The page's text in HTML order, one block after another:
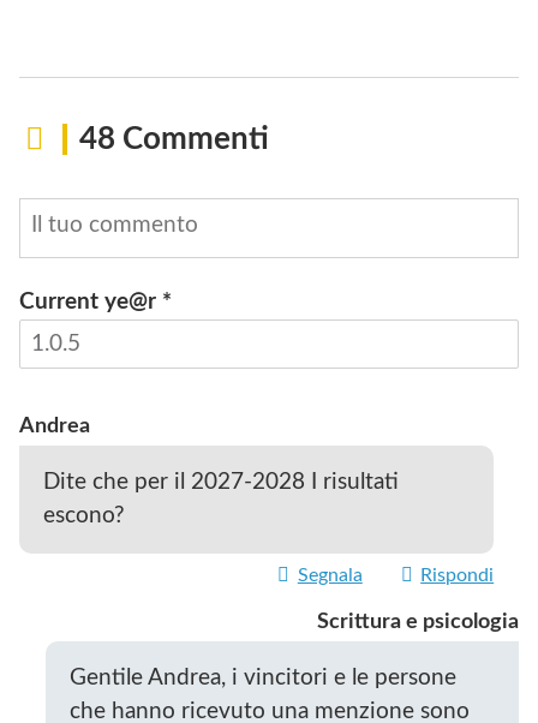
48 Commenti
Current ye@r *
Andrea
Dite che per il 2027-2028 I risultati
escono?
Segnala Rispondi
Scrittura e psicologia
Gentile Andrea, i vincitori e le persone
che hanno ricevuto una menzione sono